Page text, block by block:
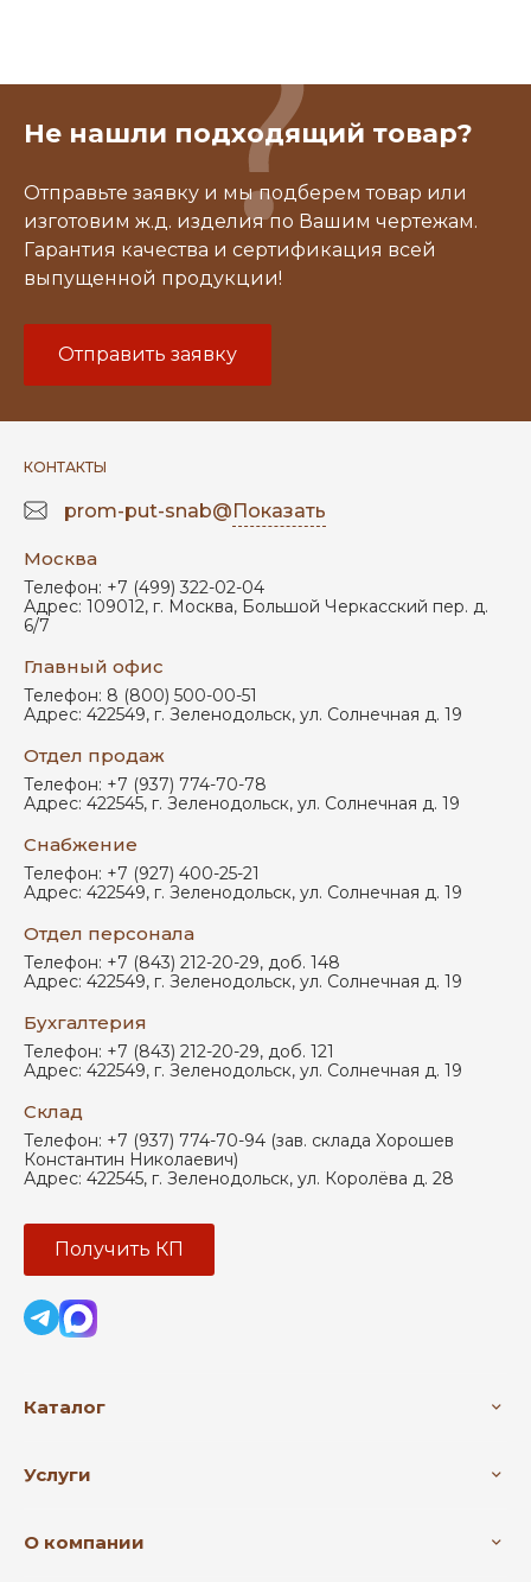
Не нашли подходящий товар?
Отправьте заявку и мы подберем товар или
изготовим ж.д. изделия по Вашим чертежам.
Гарантия качества и сертификация всей
выпущенной продукции!
Отправить заявку
КОНТАКТЫ
prom-put-snab@Показать
Москва
Телефон: +7 (499) 322-02-04
Адрес: 109012, г. Москва, Большой Черкасский пер. д.
6/7
Главный офис
Телефон: 8 (800) 500-00-51
Адрес: 422549, г. Зеленодольск, ул. Солнечная д. 19
Отдел продаж
Телефон: +7 (937) 774-70-78
Адрес: 422545, г. Зеленодольск, ул. Солнечная д. 19
Снабжение
Телефон: +7 (927) 400-25-21
Адрес: 422549, г. Зеленодольск, ул. Солнечная д. 19
Отдел персонала
Телефон: +7 (843) 212-20-29, доб. 148
Адрес: 422549, г. Зеленодольск, ул. Солнечная д. 19
Бухгалтерия
Телефон: +7 (843) 212-20-29, доб. 121
Адрес: 422549, г. Зеленодольск, ул. Солнечная д. 19
Склад
Телефон: +7 (937) 774-70-94 (зав. склада Хорошев
Константин Николаевич)
Адрес: 422545, г. Зеленодольск, ул. Королёва д. 28
Получить КП
Каталог
Услуги
О компании